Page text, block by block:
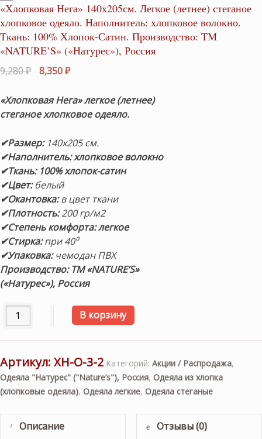
«Хлопковая Нега» 140х205см. Легкое (летнее) стеганое
хлопковое одеяло. Наполнитель: хлопковое волокно.
Ткань: 100% Хлопок-Сатин. Производство: ТМ
«NATURE’S» («Натурес»), Россия
9,280₽
Первоначальная
составляла
9,280 ₽.
8,350₽Текущая
8,350 ₽.
«Хлопковая Нега» легкое (летнее)
стеганое хлопковое одеяло.
✔Размер:140х205 см.
✔Наполнитель: хлопковое волокно
✔Ткань: 100% хлопок-сатин
✔Цвет:белый
✔Окантовка:в цвет ткани
✔Плотность:200 гр/м2
✔Степень комфорта: легкое
✔Стирка:при 40⁰
✔Упаковка:чемодан ПВХ
Производство: ТМ «NATURE’S»
(«Натурес»), Россия
Количество товара «Хлопковая Нега» 140х205см.
В корзину
Артикул: ХН-О-3-2 Категорий: Акции / Распродажа,
Одеяла "Натурес" ("Nature’s"), Россия, Одеяла из хлопка
(хлопковые одеяла), Одеяла легкие, Одеяла стеганые
Описание Отзывы (0)